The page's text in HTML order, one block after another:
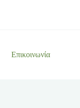
Επικοινωνία